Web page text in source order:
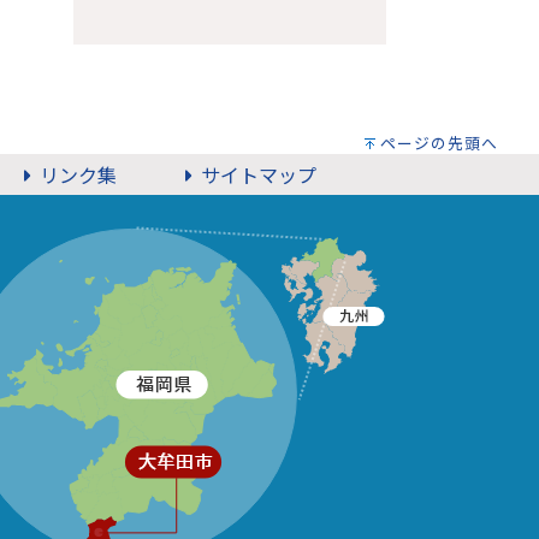
ページの先頭へ
リンク集 サイトマップ